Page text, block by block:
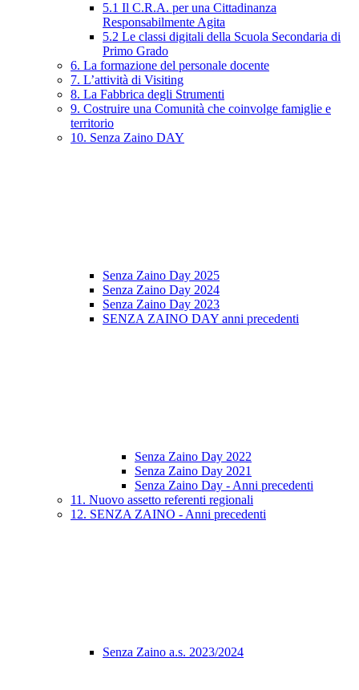
5.1 Il C.R.A. per una Cittadinanza
Responsabilmente Agita
5.2 Le classi digitali della Scuola Secondaria di
Primo Grado
6. La formazione del personale docente
7. L’attività di Visiting
8. La Fabbrica degli Strumenti
9. Costruire una Comunità che coinvolge famiglie e
territorio
10. Senza Zaino DAY
Senza Zaino Day 2025
Senza Zaino Day 2024
Senza Zaino Day 2023
SENZA ZAINO DAY anni precedenti
Senza Zaino Day 2022
Senza Zaino Day 2021
Senza Zaino Day - Anni precedenti
11. Nuovo assetto referenti regionali
12. SENZA ZAINO - Anni precedenti
Senza Zaino a.s. 2023/2024